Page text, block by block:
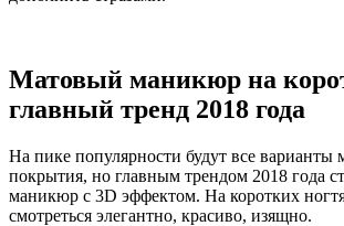
Матовый маникюр на
главный тренд 2018 года
На пике популярности будут все варианты
покрытия, но главным трендом 2018 года
маникюр с 3D эффектом. На коротких
смотреться элегантно, красиво, изящно.